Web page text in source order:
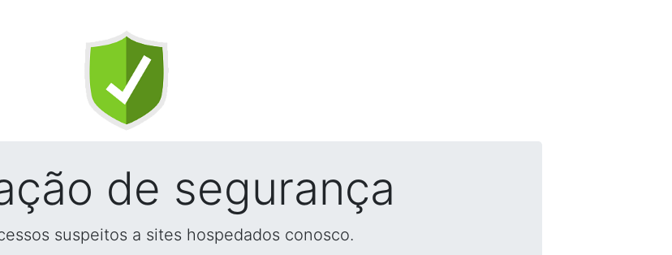
de segurança
suspeitos a sites hospedados conosco.